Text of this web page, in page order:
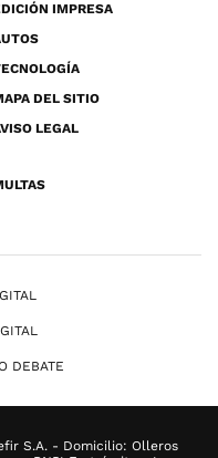
IMPRESA
DEL SITIO
LEGAL
DEBATE
S.A. - Domicilio: Olleros